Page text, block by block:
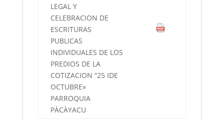
LEGAL Y
CELEBRACION DE
ESCRITURAS
PUBLICAS
INDIVIDUALES DE LOS
PREDIOS DE LA
COTIZACION “25 IDE
OCTUBRE»
PARROQUIA
PÀCÀYACU